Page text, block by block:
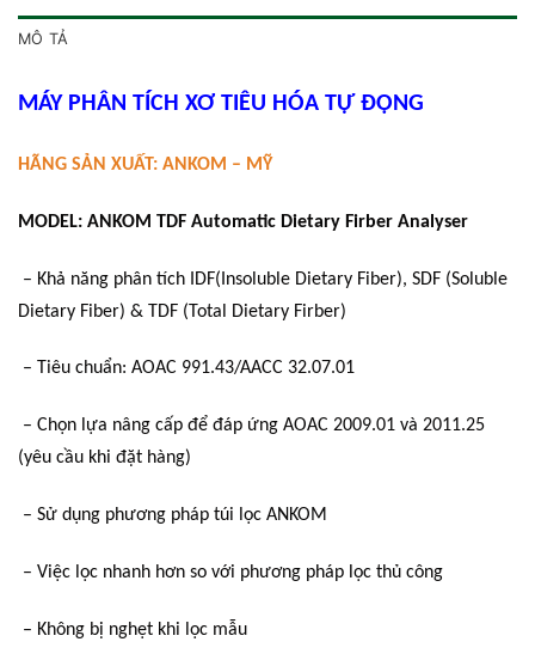
MÔ TẢ
MÁY PHÂN TÍCH XƠ TIÊU HÓA TỰ ĐỘNG
HÃNG SẢN XUẤT: ANKOM – MỸ
MODEL: ANKOM TDF Automatic Dietary Firber Analyser
– Khả năng phân tích IDF(Insoluble Dietary Fiber), SDF (Soluble
Dietary Fiber) & TDF (Total Dietary Firber)
– Tiêu chuẩn: AOAC 991.43/AACC 32.07.01
– Chọn lựa nâng cấp để đáp ứng AOAC 2009.01 và 2011.25
(yêu cầu khi đặt hàng)
– Sử dụng phương pháp túi lọc ANKOM
– Việc lọc nhanh hơn so với phương pháp lọc thủ công
– Không bị nghẹt khi lọc mẫu